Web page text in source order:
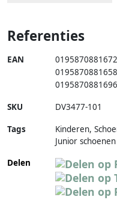
Referenties
EAN 0195870881672
0195870881658
0195870881696
SKU DV3477-101
Tags
Kinderen,
Junior
Delen